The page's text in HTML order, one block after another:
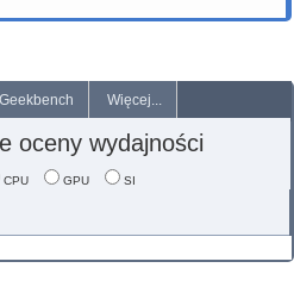
Geekbench Więcej...
oceny wydajności
CPU GPU SI